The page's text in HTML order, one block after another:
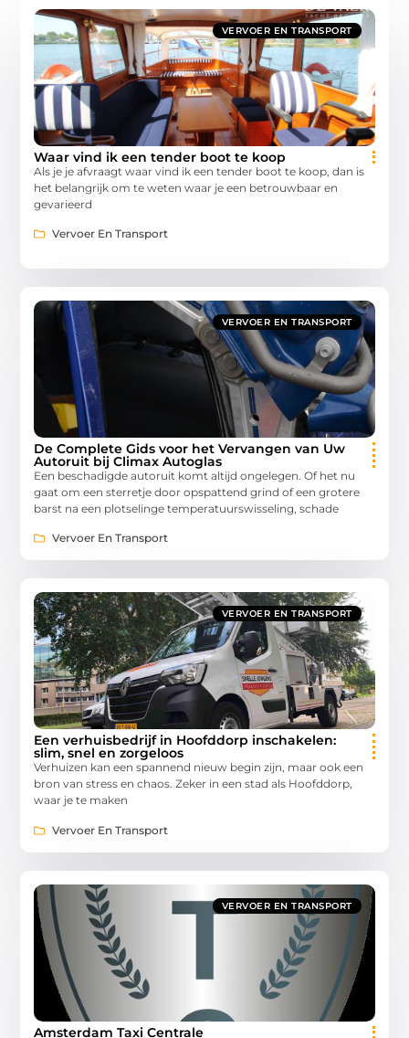
VERVOER EN TRANSPORT
Waar vind ik een tender boot te koop
Als je je afvraagt waar vind ik een tender boot te koop, dan is
het belangrijk om te weten waar je een betrouwbaar en
gevarieerd
Vervoer En Transport
VERVOER EN TRANSPORT
De Complete Gids voor het Vervangen van Uw
Autoruit bij Climax Autoglas
Een beschadigde autoruit komt altijd ongelegen. Of het nu
gaat om een sterretje door opspattend grind of een grotere
barst na een plotselinge temperatuurswisseling, schade
Vervoer En Transport
VERVOER EN TRANSPORT
Een verhuisbedrijf in Hoofddorp inschakelen:
slim, snel en zorgeloos
Verhuizen kan een spannend nieuw begin zijn, maar ook een
bron van stress en chaos. Zeker in een stad als Hoofddorp,
waar je te maken
Vervoer En Transport
VERVOER EN TRANSPORT
Amsterdam Taxi Centrale